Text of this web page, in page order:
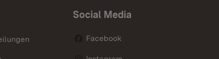
Social Media
Facebook